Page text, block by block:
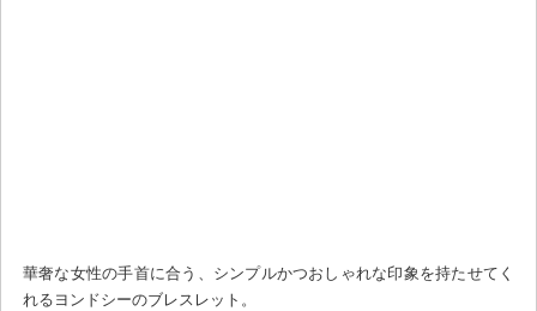
華奢な女性の手首に合う、シンプルかつおしゃれな印象を持たせてく
れるヨンドシーのブレスレット。